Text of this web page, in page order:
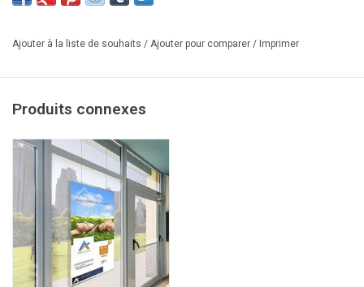
Ajouter à la liste de souhaits / Ajouter pour comparer / Imprimer
Produits connexes